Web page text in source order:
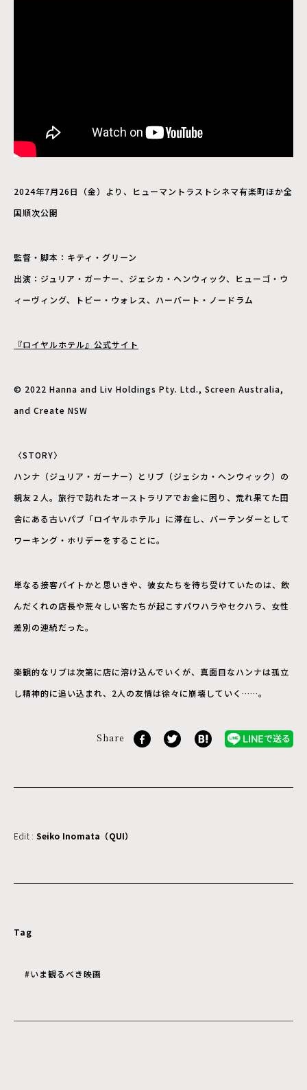
2024年7月26日（金）より、ヒューマントラストシネマ有楽町ほか全
国順次公開
監督・脚本：キティ・グリーン
出演：ジュリア・ガーナー、ジェシカ・ヘンウィック、ヒューゴ・ウ
ィーヴィング、トビー・ウォレス、ハーバート・ノードラム
『ロイヤルホテル』公式サイト
© 2022 Hanna and Liv Holdings Pty. Ltd., Screen Australia,
and Create NSW
〈STORY〉
ハンナ（ジュリア・ガーナー）とリブ（ジェシカ・ヘンウィック）の
親友２人。旅行で訪れたオーストラリアでお金に困り、荒れ果てた田
舎にある古いパブ「ロイヤルホテル」に滞在し、バーテンダーとして
ワーキング・ホリデーをすることに。
単なる接客バイトかと思いきや、彼女たちを待ち受けていたのは、飲
んだくれの店長や荒々しい客たちが起こすパワハラやセクハラ、女性
差別の連続だった。
楽観的なリブは次第に店に溶け込んでいくが、真面目なハンナは孤立
し精神的に追い込まれ、2人の友情は徐々に崩壊していく……。
Share
Edit : Seiko Inomata（QUI）
Tag
#いま観るべき映画